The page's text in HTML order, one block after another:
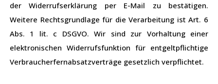
der Widerrufserklärung per E-Mail zu bestätigen.
Weitere Rechtsgrundlage für die Verarbeitung ist Art. 6
Abs. 1 lit. c DSGVO. Wir sind zur Vorhaltung einer
elektronischen Widerrufsfunktion für entgeltpflichtige
Verbraucherfernabsatzverträge gesetzlich verpflichtet.